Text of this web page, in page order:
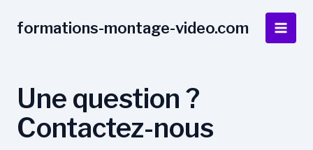
formations-montage-video.com
Main
Une question ?
Contactez-nous